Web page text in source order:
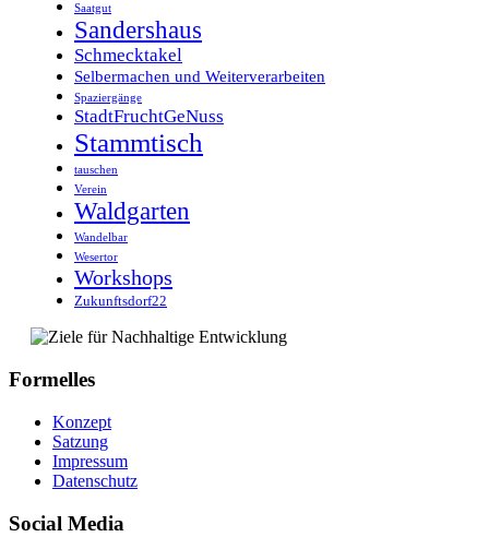
Saatgut
Sandershaus
Schmecktakel
Selbermachen und Weiterverarbeiten
Spaziergänge
StadtFruchtGeNuss
Stammtisch
tauschen
Verein
Waldgarten
Wandelbar
Wesertor
Workshops
Zukunftsdorf22
Formelles
Konzept
Satzung
Impressum
Datenschutz
Social Media